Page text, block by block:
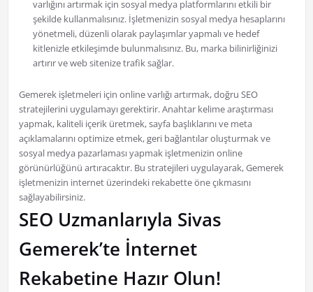
varlığını artırmak için sosyal medya platformlarını etkili bir
şekilde kullanmalısınız. İşletmenizin sosyal medya hesaplarını
yönetmeli, düzenli olarak paylaşımlar yapmalı ve hedef
kitlenizle etkileşimde bulunmalısınız. Bu, marka bilinirliğinizi
artırır ve web sitenize trafik sağlar.
Gemerek işletmeleri için online varlığı artırmak, doğru SEO
stratejilerini uygulamayı gerektirir. Anahtar kelime araştırması
yapmak, kaliteli içerik üretmek, sayfa başlıklarını ve meta
açıklamalarını optimize etmek, geri bağlantılar oluşturmak ve
sosyal medya pazarlaması yapmak işletmenizin online
görünürlüğünü artıracaktır. Bu stratejileri uygulayarak, Gemerek
işletmenizin internet üzerindeki rekabette öne çıkmasını
sağlayabilirsiniz.
SEO Uzmanlarıyla Sivas
Gemerek’te İnternet
Rekabetine Hazır Olun!